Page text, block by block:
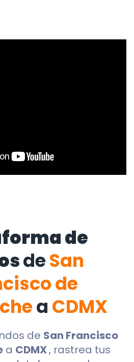
de
deSan
de
a CDMX
de San Francisco
a CDMX, rastrea tus